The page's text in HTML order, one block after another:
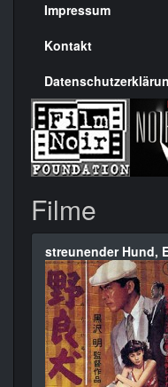
Seite
Impressum
Kontakt
Filme
streunender Hund,